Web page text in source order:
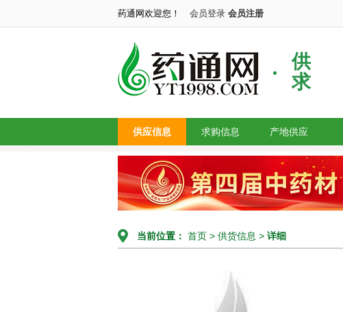
药通网欢迎您！ 会员登录 会员注册
供
求
供应信息 求购信息 产地供应
当前位置： 首页 > 供货信息 > 详细